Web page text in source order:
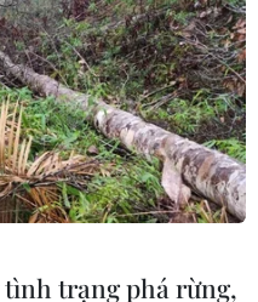
thẻ tín dụng
trạng phá rừng,